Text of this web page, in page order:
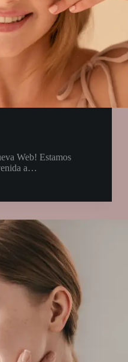
Web! Estamos
a…